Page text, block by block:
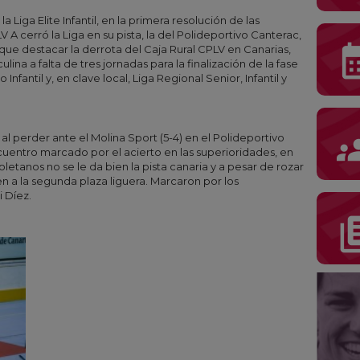
Liga Elite Infantil, en la primera resolución de las
A cerró la Liga en su pista, la del Polideportivo Canterac,
destacar la derrota del Caja Rural CPLV en Canarias,
a falta de tres jornadas para la finalización de la fase
y, en clave local, Liga Regional Senior, Infantil y
al perder ante el Molina Sport (5-4) en el Polideportivo
marcado por el acierto en las superioridades, en
no se le da bien la pista canaria y a pesar de rozar
a la segunda plaza liguera. Marcaron por los
Díez.